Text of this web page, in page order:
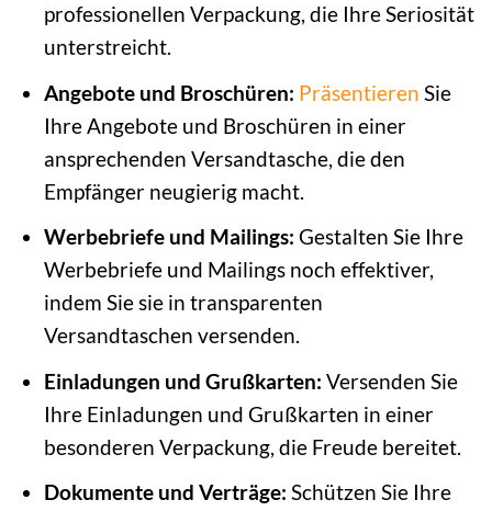
professionellen Verpackung, die Ihre Seriosität
unterstreicht.
Angebote und Broschüren: Präsentieren Sie
Ihre Angebote und Broschüren in einer
ansprechenden Versandtasche, die den
Empfänger neugierig macht.
Werbebriefe und Mailings: Gestalten Sie Ihre
Werbebriefe und Mailings noch effektiver,
indem Sie sie in transparenten
Versandtaschen versenden.
Einladungen und Grußkarten: Versenden Sie
Ihre Einladungen und Grußkarten in einer
besonderen Verpackung, die Freude bereitet.
Dokumente und Verträge: Schützen Sie Ihre